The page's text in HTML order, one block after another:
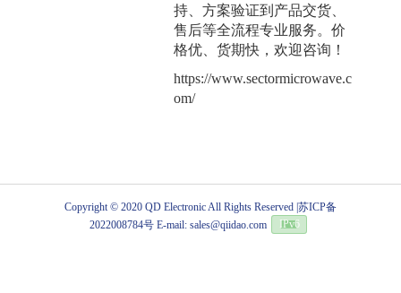
持、方案验证到产品交货、
售后等全流程专业服务。价
格优、货期快，欢迎咨询！
https://www.sectormicrowave.c
om/
Copyright © 2020 QD Electronic All Rights Reserved |苏ICP备
2022008784号 E-mail: sales@qiidao.com IPv6